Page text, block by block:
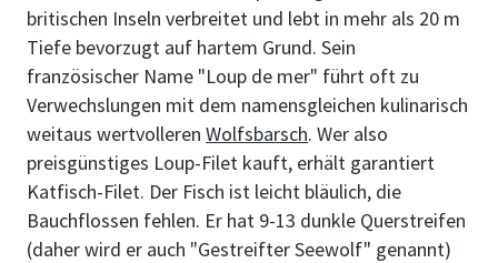
britischen Inseln verbreitet und lebt in mehr als 20 m
Tiefe bevorzugt auf hartem Grund. Sein
französischer Name "Loup de mer" führt oft zu
Verwechslungen mit dem namensgleichen kulinarisch
weitaus wertvolleren Wolfsbarsch. Wer also
preisgünstiges Loup-Filet kauft, erhält garantiert
Katfisch-Filet. Der Fisch ist leicht bläulich, die
Bauchflossen fehlen. Er hat 9-13 dunkle Querstreifen
(daher wird er auch "Gestreifter Seewolf" genannt)